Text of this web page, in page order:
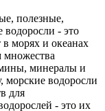
полезные,
водоросли - это
морях и океанах
множества
минералы и
морские водоросли
для
- это их